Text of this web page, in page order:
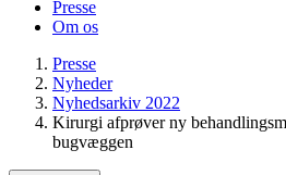
Presse
Om os
Presse
Nyheder
Nyhedsarkiv 2022
Kirurgi afprøver ny
bugvæggen